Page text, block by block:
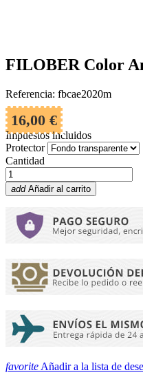
FILOBER Color
Referencia: fbcae2020m
16,00 €
Impuestos incluidos
Protector
Cantidad
add Añadir al carrito
favorite Añadir a la lista de